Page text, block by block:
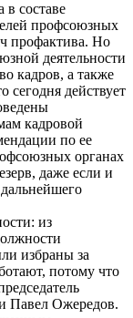
составе
профсоюзных
профактива. Но
деятельности
кадров, а также
сегодня действует
кадровой
по ее
органах
даже если и
из
избраны за
потому что
Павел Ожередов.